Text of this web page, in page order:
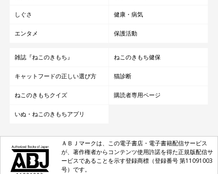
しぐさ 健康・病気
エンタメ 保護活動
雑誌『ねこのきもち』 ねこのきもち健保
キャットフードの正しい選び方 猫診断
ねこのきもちクイズ 購読者専用ページ
いぬ・ねこのきもちアプリ
ＡＢＪマークは、この電子書店・電子書籍配信サービス
が、著作権者からコンテンツ使用許諾を得た正規版配信サ
ービスであることを示す登録商標（登録番号 第11091003
号）です。